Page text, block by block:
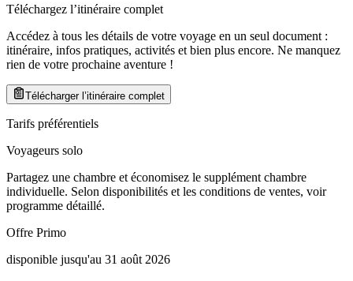
Téléchargez l’itinéraire complet
Accédez à tous les détails de votre voyage en un seul document :
itinéraire, infos pratiques, activités et bien plus encore. Ne manquez
rien de votre prochaine aventure !
Télécharger l’itinéraire complet
Tarifs préférentiels
Voyageurs solo
Partagez une chambre et économisez le supplément chambre
individuelle. Selon disponibilités et les conditions de ventes, voir
programme détaillé.
Offre Primo
disponible jusqu'au 31 août 2026